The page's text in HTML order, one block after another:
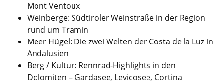
Mont Ventoux
Weinberge: Südtiroler Weinstraße in der Region
rund um Tramin
Meer Hügel: Die zwei Welten der Costa de la Luz in
Andalusien
Berg / Kultur: Rennrad-Highlights in den
Dolomiten – Gardasee, Levicosee, Cortina